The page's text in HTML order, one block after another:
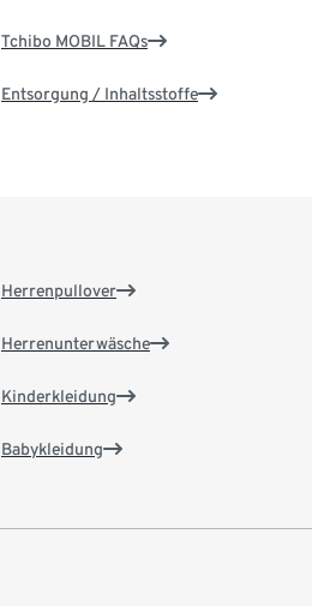
Tchibo MOBIL FAQs
Entsorgung / Inhaltsstoffe
Herrenpullover
Herrenunterwäsche
Kinderkleidung
Babykleidung